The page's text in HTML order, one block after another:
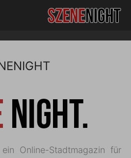
Online-Stadtmagazin für